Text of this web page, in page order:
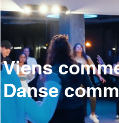
Viens
Danse